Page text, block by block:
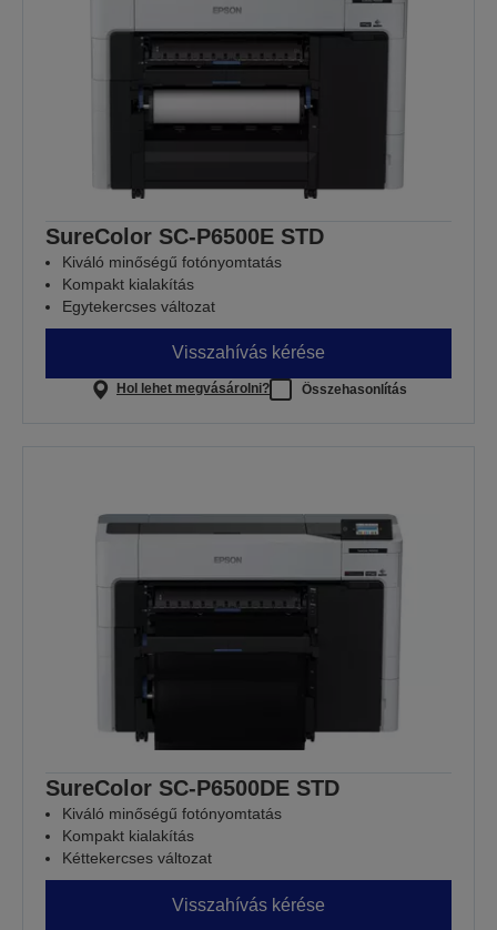
SureColor SC-P6500E STD
Kiváló minőségű fotónyomtatás
Kompakt kialakítás
Egytekercses változat
Visszahívás kérése
Hol lehet megvásárolni? Összehasonlítás
SureColor SC-P6500DE STD
Kiváló minőségű fotónyomtatás
Kompakt kialakítás
Kéttekercses változat
Visszahívás kérése